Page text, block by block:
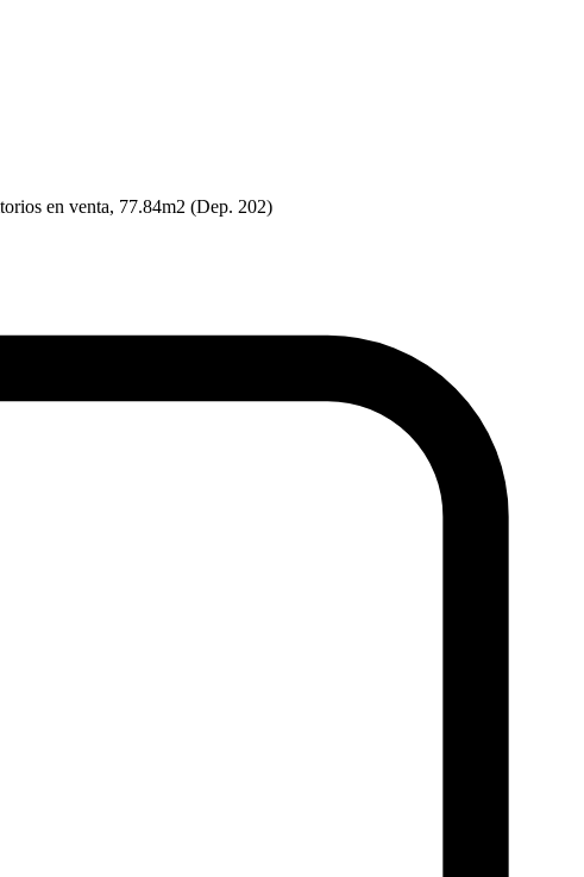
en venta, 77.84m2 (Dep. 202)